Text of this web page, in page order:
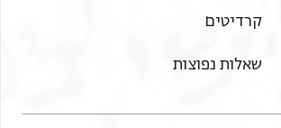
קרדיטים
שאלות נפוצות